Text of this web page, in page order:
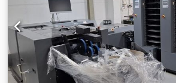
cartons and digital print finishing
conventional dies. Its CCD camera
ensures excellent accuracy, while the
allows efficient unattended production.
Data • Working size: 210 × 297 mm up
Material thickness: up to 1.3 mm •